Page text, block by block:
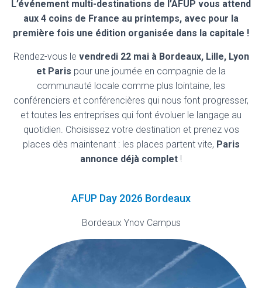
L’événement multi-destinations de l’AFUP vous attend
aux 4 coins de France au printemps, avec pour la
première fois une édition organisée dans la capitale !
Rendez-vous le vendredi 22 mai à Bordeaux, Lille, Lyon
et Paris pour une journée en compagnie de la
communauté locale comme plus lointaine, les
conférenciers et conférencières qui nous font progresser,
et toutes les entreprises qui font évoluer le langage au
quotidien. Choisissez votre destination et prenez vos
places dès maintenant : les places partent vite, Paris
annonce déjà complet !
AFUP Day 2026 Bordeaux
Bordeaux Ynov Campus